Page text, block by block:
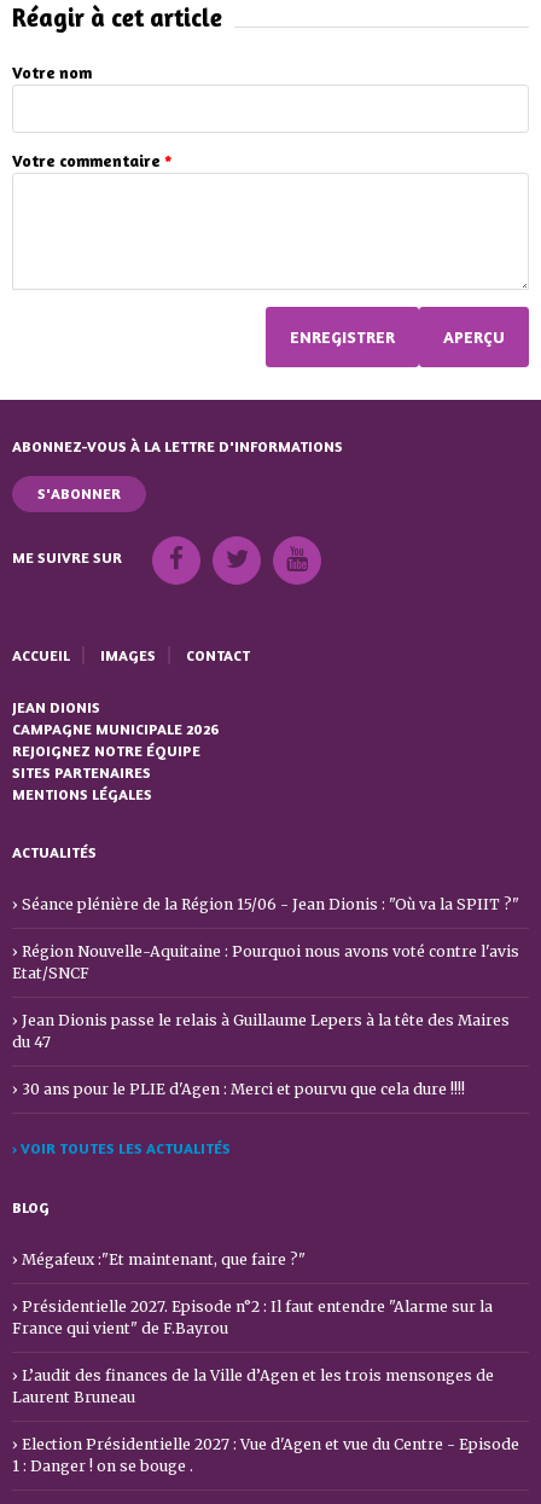
Réagir à cet article
Votre nom
Votre commentaire *
ABONNEZ-VOUS À LA LETTRE D'INFORMATIONS
S'ABONNER
ME SUIVRE SUR
ACCUEIL IMAGES CONTACT
JEAN DIONIS
CAMPAGNE MUNICIPALE 2026
REJOIGNEZ NOTRE ÉQUIPE
SITES PARTENAIRES
MENTIONS LÉGALES
ACTUALITÉS
Séance plénière de la Région 15/06 - Jean Dionis : "Où va la SPIIT ?"
Région Nouvelle-Aquitaine : Pourquoi nous avons voté contre l'avis
Etat/SNCF
Jean Dionis passe le relais à Guillaume Lepers à la tête des Maires
du 47
30 ans pour le PLIE d'Agen : Merci et pourvu que cela dure !!!!
› VOIR TOUTES LES ACTUALITÉS
BLOG
Mégafeux :"Et maintenant, que faire ?"
Présidentielle 2027. Episode n°2 : Il faut entendre "Alarme sur la
France qui vient" de F.Bayrou
L’audit des finances de la Ville d’Agen et les trois mensonges de
Laurent Bruneau
Election Présidentielle 2027 : Vue d'Agen et vue du Centre - Episode
1 : Danger ! on se bouge .